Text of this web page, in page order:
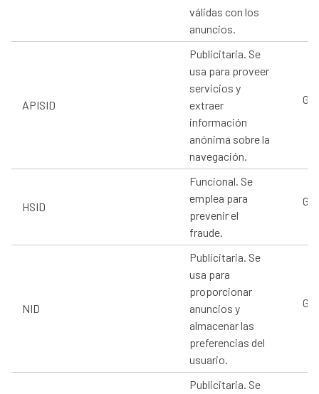
válidas con los
anuncios.
APISID
Publicitaria. Se
usa para proveer
servicios y
extraer
información
anónima sobre la
navegación.
HSID
Funcional. Se
emplea para
prevenir el
fraude.
NID
Publicitaria. Se
usa para
proporcionar
anuncios y
almacenar las
preferencias del
usuario.
Publicitaria. Se